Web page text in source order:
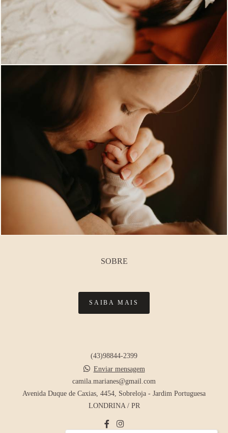
SOBRE
SAIBA MAIS
(43)98844-2399
Enviar mensagem
camila.marianes@gmail.com
Avenida Duque de Caxias, 4454, Sobreloja - Jardim Portuguesa
LONDRINA / PR